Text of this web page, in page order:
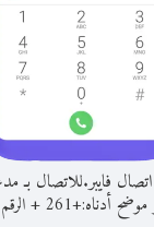
فايبر.للاتصال بـ
أدناه:+
261
+